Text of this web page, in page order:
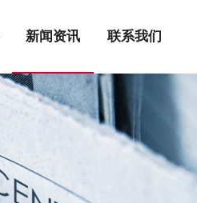
新闻资讯 联系我们